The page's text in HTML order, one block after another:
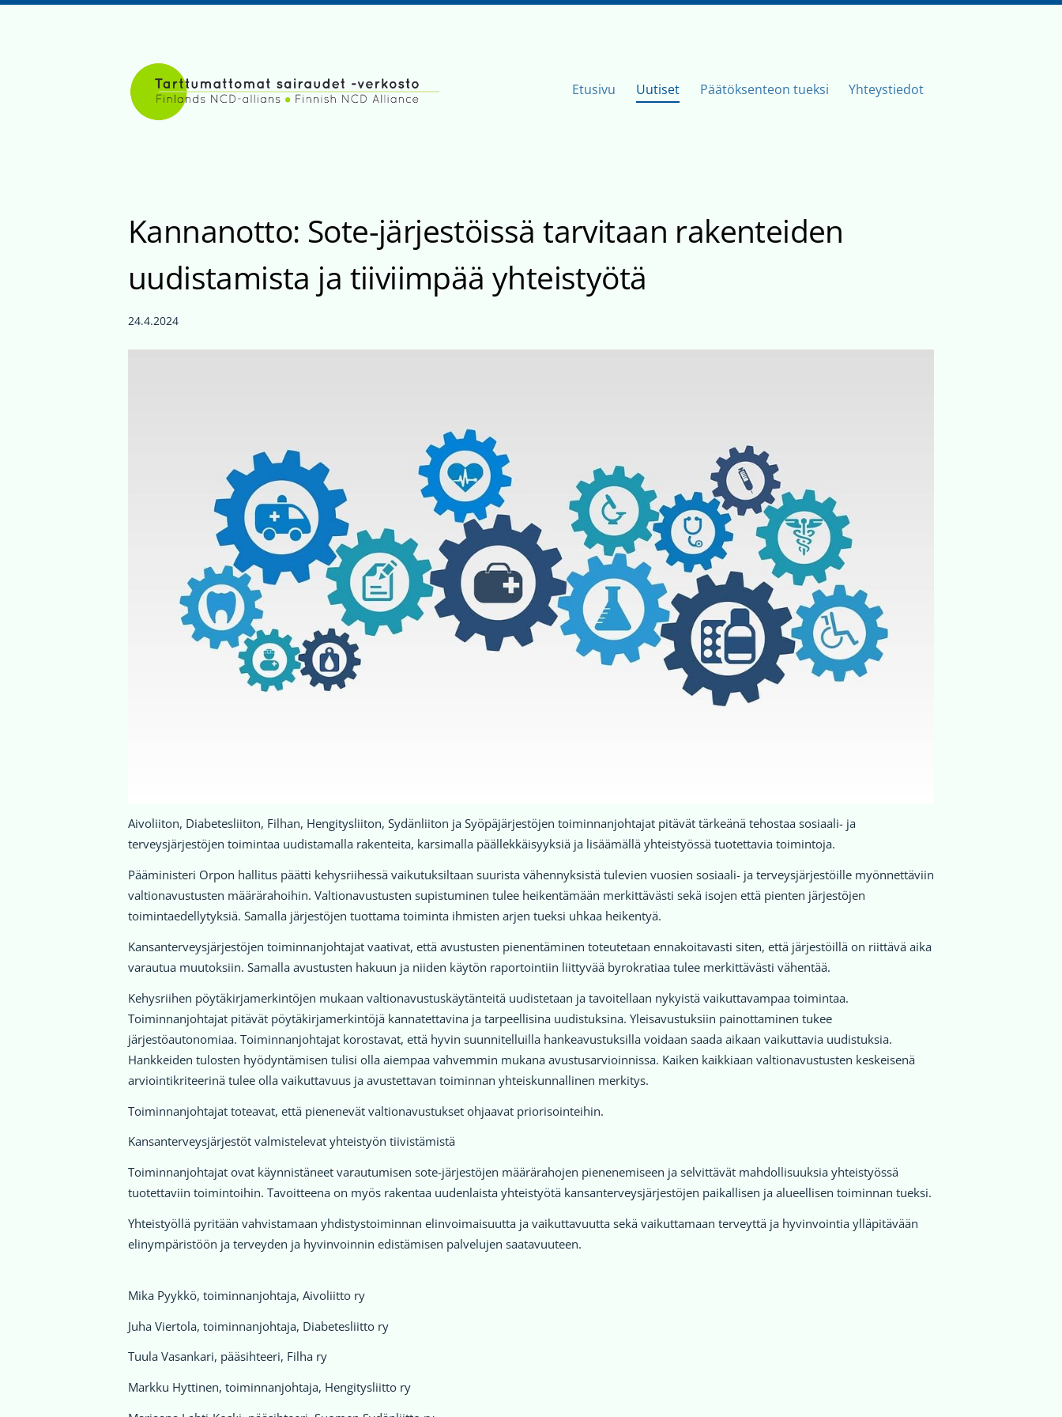
Tarttumattomat sairaudet -verkosto Etusivu Uutiset Päätöksenteon tueksi Yhteystiedot
Kannanotto: Sote-järjestöissä tarvitaan rakenteiden
uudistamista ja tiiviimpää yhteistyötä
24.4.2024
Aivoliiton, Diabetesliiton, Filhan, Hengitysliiton, Sydänliiton ja Syöpäjärjestöjen toiminnanjohtajat pitävät tärkeänä tehostaa sosiaali- ja
terveysjärjestöjen toimintaa uudistamalla rakenteita, karsimalla päällekkäisyyksiä ja lisäämällä yhteistyössä tuotettavia toimintoja.
Pääministeri Orpon hallitus päätti kehysriihessä vaikutuksiltaan suurista vähennyksistä tulevien vuosien sosiaali- ja terveysjärjestöille myönnettäviin
valtionavustusten määrärahoihin. Valtionavustusten supistuminen tulee heikentämään merkittävästi sekä isojen että pienten järjestöjen
toimintaedellytyksiä. Samalla järjestöjen tuottama toiminta ihmisten arjen tueksi uhkaa heikentyä.
Kansanterveysjärjestöjen toiminnanjohtajat vaativat, että avustusten pienentäminen toteutetaan ennakoitavasti siten, että järjestöillä on riittävä aika
varautua muutoksiin. Samalla avustusten hakuun ja niiden käytön raportointiin liittyvää byrokratiaa tulee merkittävästi vähentää.
Kehysriihen pöytäkirjamerkintöjen mukaan valtionavustuskäytänteitä uudistetaan ja tavoitellaan nykyistä vaikuttavampaa toimintaa.
Toiminnanjohtajat pitävät pöytäkirjamerkintöjä kannatettavina ja tarpeellisina uudistuksina. Yleisavustuksiin painottaminen tukee
järjestöautonomiaa. Toiminnanjohtajat korostavat, että hyvin suunnitelluilla hankeavustuksilla voidaan saada aikaan vaikuttavia uudistuksia.
Hankkeiden tulosten hyödyntämisen tulisi olla aiempaa vahvemmin mukana avustusarvioinnissa. Kaiken kaikkiaan valtionavustusten keskeisenä
arviointikriteerinä tulee olla vaikuttavuus ja avustettavan toiminnan yhteiskunnallinen merkitys.
Toiminnanjohtajat toteavat, että pienenevät valtionavustukset ohjaavat priorisointeihin.
Kansanterveysjärjestöt valmistelevat yhteistyön tiivistämistä
Toiminnanjohtajat ovat käynnistäneet varautumisen sote-järjestöjen määrärahojen pienenemiseen ja selvittävät mahdollisuuksia yhteistyössä
tuotettaviin toimintoihin. Tavoitteena on myös rakentaa uudenlaista yhteistyötä kansanterveysjärjestöjen paikallisen ja alueellisen toiminnan tueksi.
Yhteistyöllä pyritään vahvistamaan yhdistystoiminnan elinvoimaisuutta ja vaikuttavuutta sekä vaikuttamaan terveyttä ja hyvinvointia ylläpitävään
elinympäristöön ja terveyden ja hyvinvoinnin edistämisen palvelujen saatavuuteen.
Mika Pyykkö, toiminnanjohtaja, Aivoliitto ry
Juha Viertola, toiminnanjohtaja, Diabetesliitto ry
Tuula Vasankari, pääsihteeri, Filha ry
Markku Hyttinen, toiminnanjohtaja, Hengitysliitto ry